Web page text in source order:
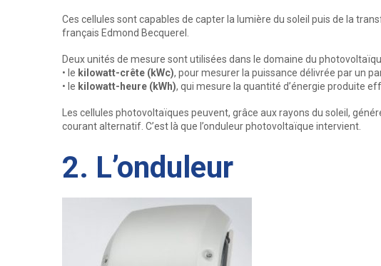
Ces cellules sont capables de capter la lumière du soleil puis de la
français Edmond Becquerel.
Deux unités de mesure sont utilisées dans le domaine du
• le kilowatt-crête (kWc), pour mesurer la puissance délivrée par un
• le kilowatt-heure (kWh), qui mesure la quantité d’énergie produite
Les cellules photovoltaïques peuvent, grâce aux rayons du soleil,
courant alternatif. C’est là que l’onduleur photovoltaïque intervient.
2. L’onduleur